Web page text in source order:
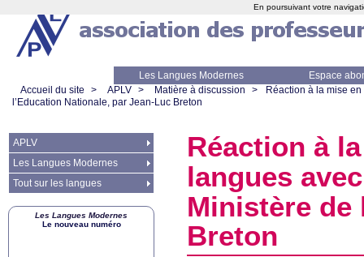
Les Langues Modernes
Espace
Accueil du site
> APLV > Matière à discussion >
Réaction à la mise
l’Education Nationale, par Jean-Luc Breton
Réaction à
langues
Ministère de
Breton
APLV
Les Langues Modernes
Tout sur les langues
Les Langues Modernes
Le nouveau numéro
En poursuivant votre